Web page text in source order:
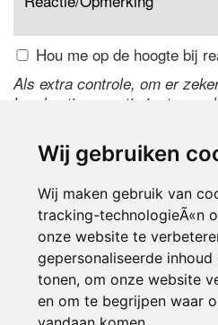
Wij gebruiken
Wij maken gebruik van
tracking-technologieÃ«n
onze website te
gepersonaliseerde
tonen, om onze website
en om te begrijpen waar
Hou me op de hoogte bij
Als extra controle, om er
handmatige reactie is, typ
de code te wijzigen.